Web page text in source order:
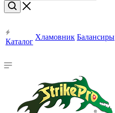
Каталог
Хламовник Балансиры